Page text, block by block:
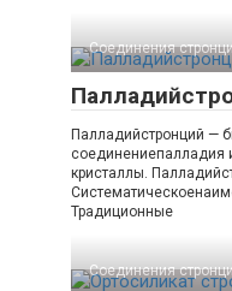
Соединения
Палладийстронций —
соединениепалладия
кристаллы.
Традиционные
Соединения